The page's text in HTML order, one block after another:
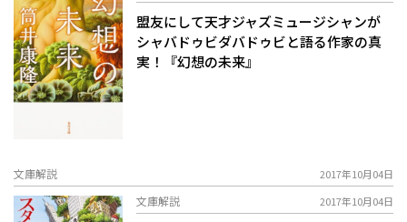
盟友にして天才ジャズミュージシャンが
シャバドゥビダバドゥビと語る作家の真
実！『幻想の未来』
文庫解説 2017年10月04日
文庫解説 2017年10月04日